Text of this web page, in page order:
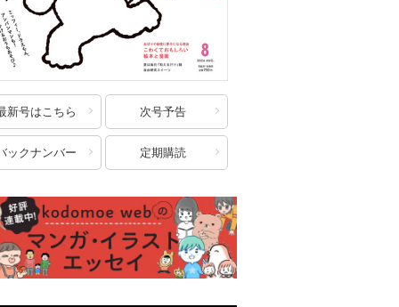
新号はこちら 次号予告
ックナンバー 定期購読